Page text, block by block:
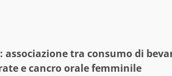
associazione tra consumo di
e cancro orale femminile